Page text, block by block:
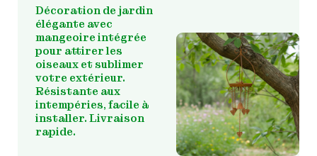
Décoration de jardin
élégante avec
mangeoire intégrée
pour attirer les
oiseaux et sublimer
votre extérieur.
Résistante aux
intempéries, facile à
installer. Livraison
rapide.